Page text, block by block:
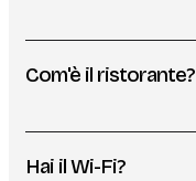
Com'è il ristorante?
Hai il Wi-Fi?